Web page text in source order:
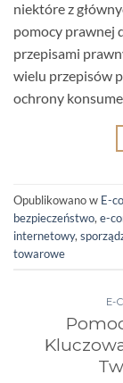
niektóre z
pomocy prawnej
przepisami
wielu przepisów
ochrony
Opublikowano w E-
bezpieczeństwo, e-
internetowy,
towarowe
E-